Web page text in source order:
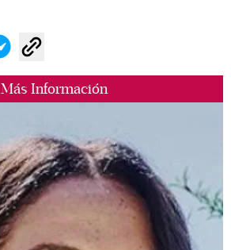
Más Información